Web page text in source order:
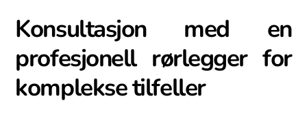
Konsultasjon med en
profesjonell rørlegger ‍for
komplekse tilfeller